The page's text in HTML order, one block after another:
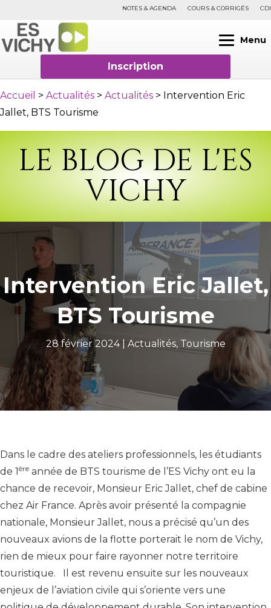
NOTES & AGENDA COURS & CORRIGÉS CDI
Menu
Inscription
Accueil > Actualités > Actualités > Intervention Eric
Jallet, BTS Tourisme
LE BLOG DE L'ES
VICHY
Intervention Eric Jallet,
BTS Tourisme
28 février 2024 | Actualités, Tourisme
Dans le cadre des ateliers professionnels, les étudiants
de 1 ère année de BTS tourisme de l’ES Vichy ont eu la
chance de recevoir, Monsieur Eric Jallet, chef de cabine
chez Air France. Après avoir présenté la compagnie
nationale, Monsieur Jallet, nous a précisé qu’un des
nouveaux avions de la flotte porterait le nom de Vichy,
rien de mieux pour faire rayonner notre territoire
touristique. Il est revenu ensuite sur les nouveaux
enjeux de l’aviation civile qui s’oriente vers une